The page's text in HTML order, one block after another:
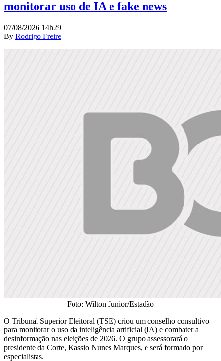
monitorar uso de IA e fake news
07/08/2026 14h29
By Rodrigo Freire
Foto: Wilton Junior/Estadão
O Tribunal Superior Eleitoral (TSE) criou um conselho consultivo
para monitorar o uso da inteligência artificial (IA) e combater a
desinformação nas eleições de 2026. O grupo assessorará o
presidente da Corte, Kassio Nunes Marques, e será formado por
especialistas.